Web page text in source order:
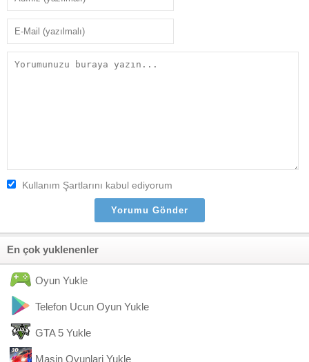
Kullanım Şartlarını kabul ediyorum
En çok yuklenenler
Oyun Yukle
Telefon Ucun Oyun Yukle
GTA 5 Yukle
Masin Oyunlari Yukle